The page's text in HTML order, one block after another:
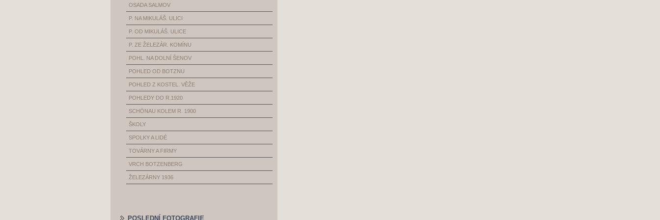
OSADA SALMOV
P. NA MIKULÁŠ. ULICI
P. OD MIKULÁŠ. ULICE
P. ZE ŽELEZÁR. KOMÍNU
POHL. NA DOLNÍ ŠENOV
POHLED OD BOTZNU
POHLED Z KOSTEL. VĚŽE
POHLEDY DO R.1920
SCHÖNAU KOLEM R. 1900
ŠKOLY
SPOLKY A LIDÉ
TOVÁRNY A FIRMY
VRCH BOTZENBERG
ŽELEZÁRNY 1936
POSLEDNÍ FOTOGRAFIE